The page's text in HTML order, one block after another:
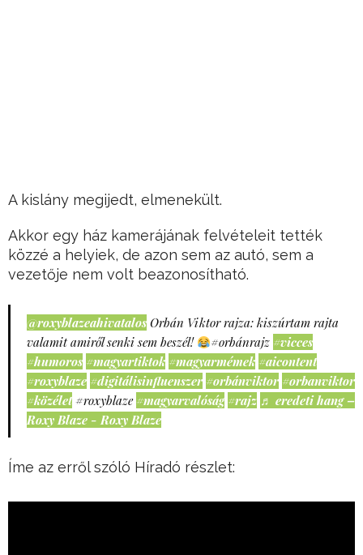
A kislány megijedt, elmenekült.
Akkor egy ház kamerájának felvételeit tették
közzé a helyiek, de azon sem az autó, sem a
vezetője nem volt beazonosítható.
@roxyblazeahivatalos Orbán Viktor rajza: kiszúrtam rajta
valamit amiről senki sem beszél!
#orbánrajz #vicces
#humoros #magyartiktok #magyarmémek #aicontent
#roxyblaze #digitálisinfluenszer #orbánviktor #orbanviktor
#közélet #roxyblaze #magyarvalóság #rajz ♬ eredeti hang –
Roxy Blaze - Roxy Blaze
Íme az erről szóló Híradó részlet: